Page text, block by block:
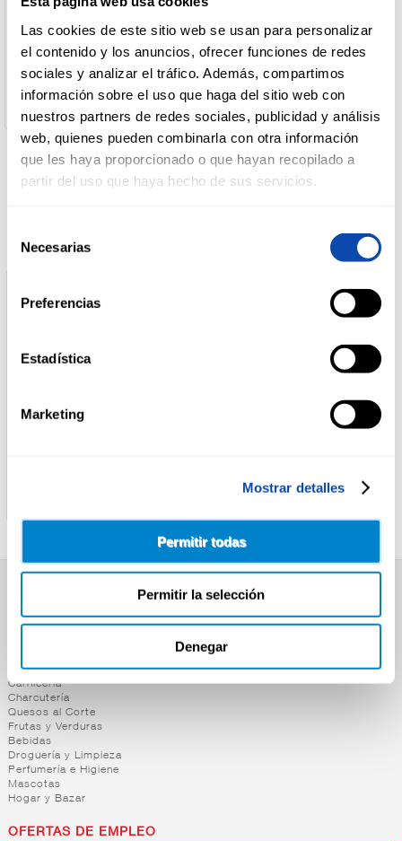
Las cookies de este sitio web se usan para personalizar
el contenido y los anuncios, ofrecer funciones de redes
sociales y analizar el tráfico. Además, compartimos
información sobre el uso que haga del sitio web con
nuestros partners de redes sociales, publicidad y análisis
web, quienes pueden combinarla con otra información
que les haya proporcionado o que hayan recopilado a
partir del uso que haya hecho de sus servicios.
Necesarias
Preferencias
Estadística
Marketing
Mostrar detalles
Permitir todas
Permitir la selección
Denegar
Y LIMPIEZA
E HIGIENE
Nombre de Operador:
Dirección del Operador:
C/ Clara Campoamor nº2, 08950, Esplugues de Llobregat
(Barcelona).
Cantidad neta:
124.5 gr
Productos relacionados
CHOCOLATINA KIT-KAT
Alimentación
Congelados
Carnicería
Charcutería
Quesos al Corte
Frutas y Verduras
Bebidas
Droguería y Limpieza
Perfumería e Higiene
Mascotas
Hogar y Bazar
OFERTAS DE EMPLEO